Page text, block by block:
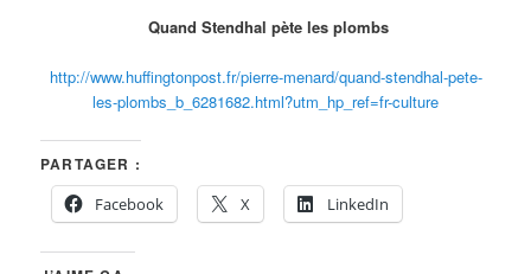
Quand Stendhal pète les plombs
http://www.huffingtonpost.fr/pierre-menard/quand-stendhal-pete-
les-plombs_b_6281682.html?utm_hp_ref=fr-culture
PARTAGER :
Facebook
X LinkedIn